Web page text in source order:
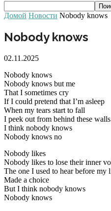
Домой Новости Nobody knows
Nobody knows
02.11.2025
Nobody knows
Nobody knows but me
That I sometimes cry
If I could pretend that I’m asleep
When my tears start to fall
I peek out from behind these walls
I think nobody knows
Nobody knows no
Nobody likes
Nobody likes to lose their inner
The one I used to hear before my
Made a choice
But I think nobody knows
Nobody knows